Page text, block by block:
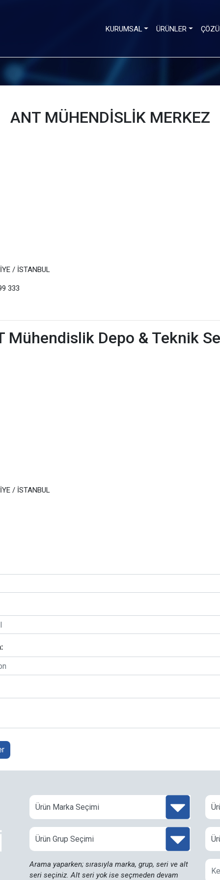
KURUMSAL ÜRÜNLER
ANT MÜHENDİSLİK MERKEZ
/ İSTANBUL
333
Mühendislik Depo & Teknik
/ İSTANBUL
Arama yaparken; sırasıyla marka, grup, seri ve alt
seri seçiniz. Alt seri yok ise seçmeden devam